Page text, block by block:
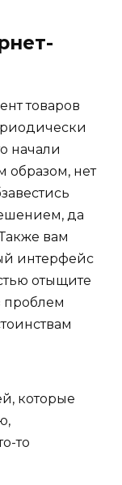
товаров
начали
образом, нет
да
вам
интерфейс
отыщите
проблем
которые
то